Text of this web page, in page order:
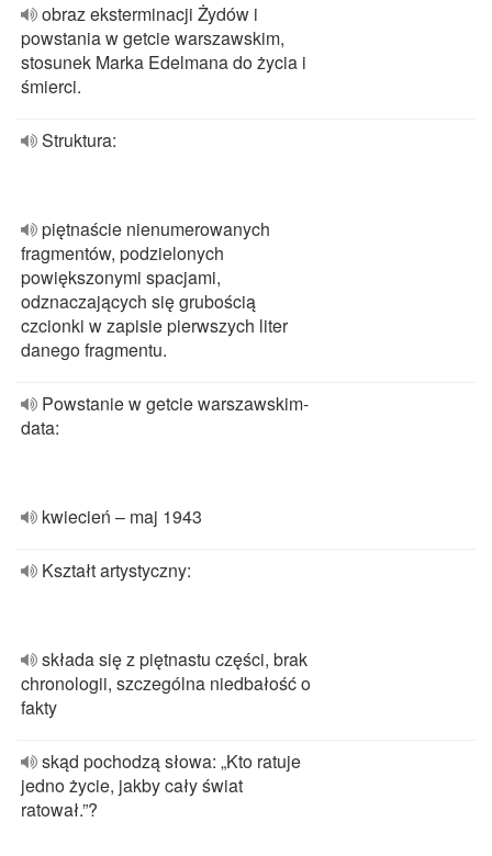
obraz eksterminacji Żydów i
powstania w getcie warszawskim,
stosunek Marka Edelmana do życia i
śmierci.
Struktura:
piętnaście nienumerowanych
fragmentów, podzielonych
powiększonymi spacjami,
odznaczających się grubością
czcionki w zapisie pierwszych liter
danego fragmentu.
Powstanie w getcie warszawskim-
data:
kwiecień – maj 1943
Kształt artystyczny:
składa się z piętnastu części, brak
chronologii, szczególna niedbałość o
fakty
skąd pochodzą słowa: „Kto ratuje
jedno życie, jakby cały świat
ratował.”?